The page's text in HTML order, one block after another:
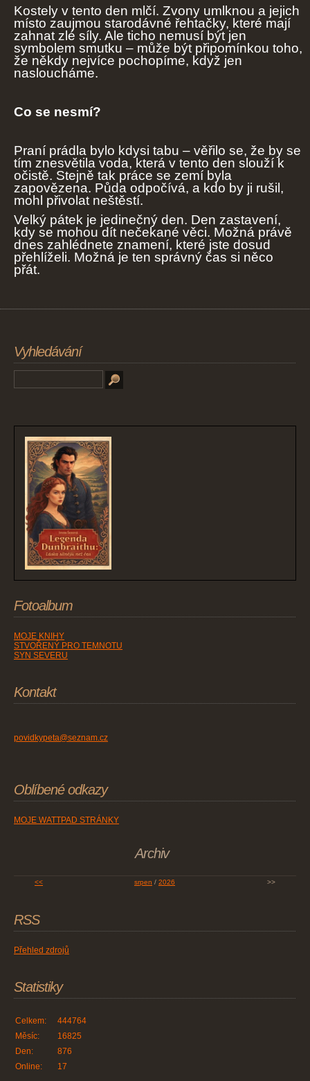
Kostely v tento den mlčí. Zvony umlknou a jejich
místo zaujmou starodávné řehtačky, které mají
zahnat zlé síly. Ale ticho nemusí být jen
symbolem smutku – může být připomínkou toho,
že někdy nejvíce pochopíme, když jen
nasloucháme.
Co se nesmí?
Praní prádla bylo kdysi tabu – věřilo se, že by se
tím znesvětila voda, která v tento den slouží k
očistě. Stejně tak práce se zemí byla
zapovězena. Půda odpočívá, a kdo by ji rušil,
mohl přivolat neštěstí.
Velký pátek je jedinečný den. Den zastavení,
kdy se mohou dít nečekané věci. Možná právě
dnes zahlédnete znamení, které jste dosud
přehlíželi. Možná je ten správný čas si něco
přát.
Vyhledávání
Fotoalbum
MOJE KNIHY
STVOŘENÝ PRO TEMNOTU
SYN SEVERU
Kontakt
povidkypeta@seznam.cz
Oblíbené odkazy
MOJE WATTPAD STRÁNKY
Archiv
<< srpen / 2026 >>
RSS
Přehled zdrojů
Statistiky
Online: 17
Celkem:
444764
Měsíc:
16825
Den:
876